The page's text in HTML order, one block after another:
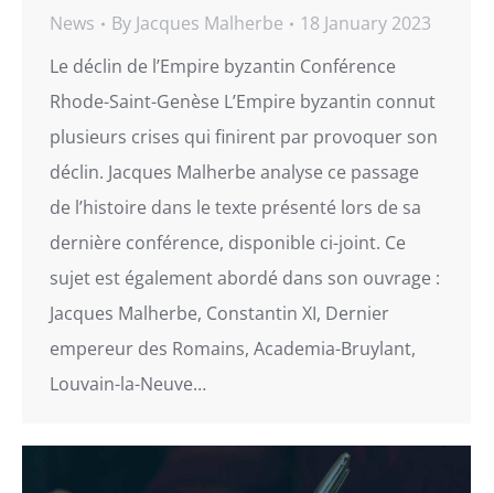
News By Jacques Malherbe
18 January 2023
Le déclin de l’Empire byzantin Conférence
Rhode-Saint-Genèse L’Empire byzantin connut
plusieurs crises qui finirent par provoquer son
déclin. Jacques Malherbe analyse ce passage
de l’histoire dans le texte présenté lors de sa
dernière conférence, disponible ci-joint. Ce
sujet est également abordé dans son ouvrage :
Jacques Malherbe, Constantin XI, Dernier
empereur des Romains, Academia-Bruylant,
Louvain-la-Neuve…